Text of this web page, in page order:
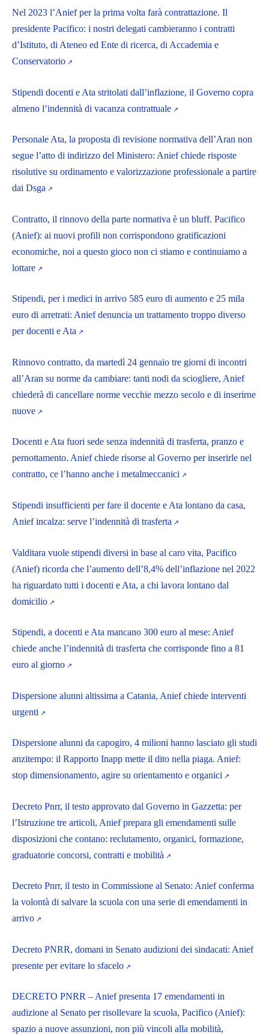
Nel 2023 l’Anief per la prima volta farà contrattazione. Il
presidente Pacifico: i nostri delegati cambieranno i contratti
d’Istituto, di Ateneo ed Ente di ricerca, di Accademia e
Conservatorio
Stipendi docenti e Ata stritolati dall’inflazione, il Governo copra
almeno l’indennità di vacanza contrattuale
Personale Ata, la proposta di revisione normativa dell’Aran non
segue l’atto di indirizzo del Ministero: Anief chiede risposte
risolutive su ordinamento e valorizzazione professionale a partire
dai Dsga
Contratto, il rinnovo della parte normativa è un bluff. Pacifico
(Anief): ai nuovi profili non corrispondono gratificazioni
economiche, noi a questo gioco non ci stiamo e continuiamo a
lottare
Stipendi, per i medici in arrivo 585 euro di aumento e 25 mila
euro di arretrati: Anief denuncia un trattamento troppo diverso
per docenti e Ata
Rinnovo contratto, da martedì 24 gennaio tre giorni di incontri
all’Aran su norme da cambiare: tanti nodi da sciogliere, Anief
chiederà di cancellare norme vecchie mezzo secolo e di inserirne
nuove
Docenti e Ata fuori sede senza indennità di trasferta, pranzo e
pernottamento. Anief chiede risorse al Governo per inserirle nel
contratto, ce l’hanno anche i metalmeccanici
Stipendi insufficienti per fare il docente e Ata lontano da casa,
Anief incalza: serve l’indennità di trasferta
Valditara vuole stipendi diversi in base al caro vita, Pacifico
(Anief) ricorda che l’aumento dell’8,4% dell’inflazione nel 2022
ha riguardato tutti i docenti e Ata, a chi lavora lontano dal
domicilio
Stipendi, a docenti e Ata mancano 300 euro al mese: Anief
chiede anche l’indennità di trasferta che corrisponde fino a 81
euro al giorno
Dispersione alunni altissima a Catania, Anief chiede interventi
urgenti
Dispersione alunni da capogiro, 4 milioni hanno lasciato gli studi
anzitempo: il Rapporto Inapp mette il dito nella piaga. Anief:
stop dimensionamento, agire su orientamento e organici
Decreto Pnrr, il testo approvato dal Governo in Gazzetta: per
l’Istruzione tre articoli, Anief prepara gli emendamenti sulle
disposizioni che contano: reclutamento, organici, formazione,
graduatorie concorsi, contratti e mobilità
Decreto Pnrr, il testo in Commissione al Senato: Anief conferma
la volontà di salvare la scuola con una serie di emendamenti in
arrivo
Decreto PNRR, domani in Senato audizioni dei sindacati: Anief
presente per evitare lo sfacelo
DECRETO PNRR – Anief presenta 17 emendamenti in
audizione al Senato per risollevare la scuola, Pacifico (Anief):
spazio a nuove assunzioni, non più vincoli alla mobilità,